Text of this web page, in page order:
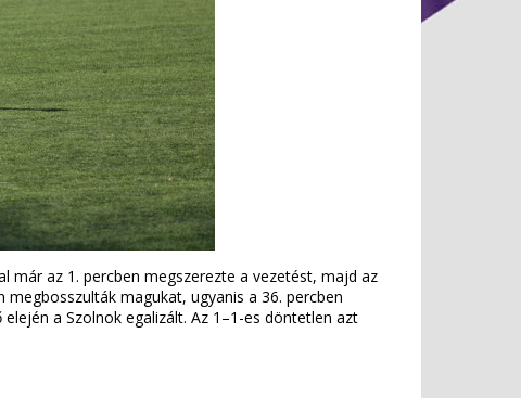
már az 1. percben megszerezte a vezetést, majd az
magukat, ugyanis a 36. percben
a Szolnok egalizált. Az 1–1-es döntetlen azt